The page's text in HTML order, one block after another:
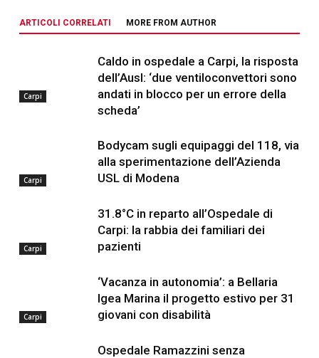
ARTICOLI CORRELATI MORE FROM AUTHOR
Carpi
Caldo in ospedale a Carpi, la risposta
dell’Ausl: ‘due ventiloconvettori sono
andati in blocco per un errore della
scheda’
Carpi
Bodycam sugli equipaggi del 118, via
alla sperimentazione dell’Azienda
USL di Modena
Carpi
31.8°C in reparto all’Ospedale di
Carpi: la rabbia dei familiari dei
pazienti
Carpi
‘Vacanza in autonomia’: a Bellaria
Igea Marina il progetto estivo per 31
giovani con disabilità
Ospedale Ramazzini senza